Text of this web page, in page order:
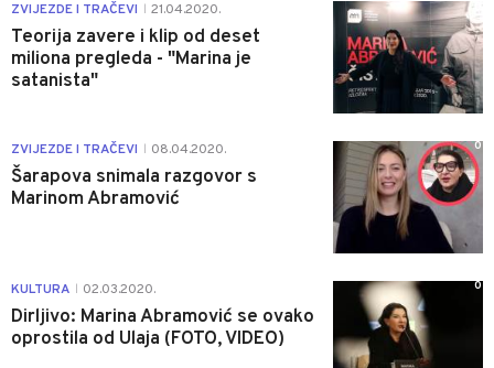
ZVIJEZDE I TRAČEVI 21.04.2020.
Teorija zavere i klip od deset
miliona pregleda - "Marina je
satanista"
ZVIJEZDE I TRAČEVI 08.04.2020.
Šarapova snimala razgovor s
Marinom Abramović
0
KULTURA 02.03.2020.
Dirljivo: Marina Abramović se ovako
oprostila od Ulaja (FOTO, VIDEO)
0